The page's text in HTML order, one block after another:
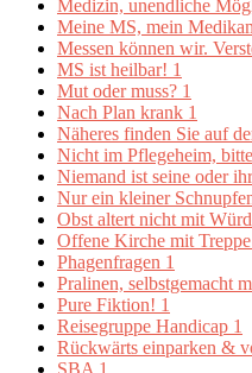
Medizin, unendliche
Meine MS, mein
Messen können wir.
MS ist heilbar! 1
Mut oder muss? 1
Nach Plan krank 1
Näheres finden Sie auf
Nicht im Pflegeheim,
Niemand ist seine oder
Nur ein kleiner
Obst altert nicht mit
Offene Kirche mit Treppe
Phagenfragen 1
Pralinen, selbstgemacht
Pure Fiktion! 1
Reisegruppe Handicap 1
Rückwärts einparken &
SBA 1